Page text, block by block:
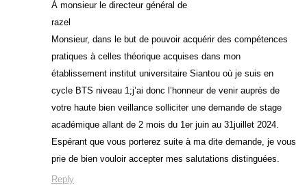
À monsieur le directeur général de
razel
Monsieur, dans le but de pouvoir acquérir des compétences
pratiques à celles théorique acquises dans mon
établissement institut universitaire Siantou où je suis en
cycle BTS niveau 1;j’ai donc l’honneur de venir auprès de
votre haute bien veillance solliciter une demande de stage
académique allant de 2 mois du 1er juin au 31juillet 2024.
Espérant que vous porterez suite à ma dite demande, je vous
prie de bien vouloir accepter mes salutations distinguées.
Reply